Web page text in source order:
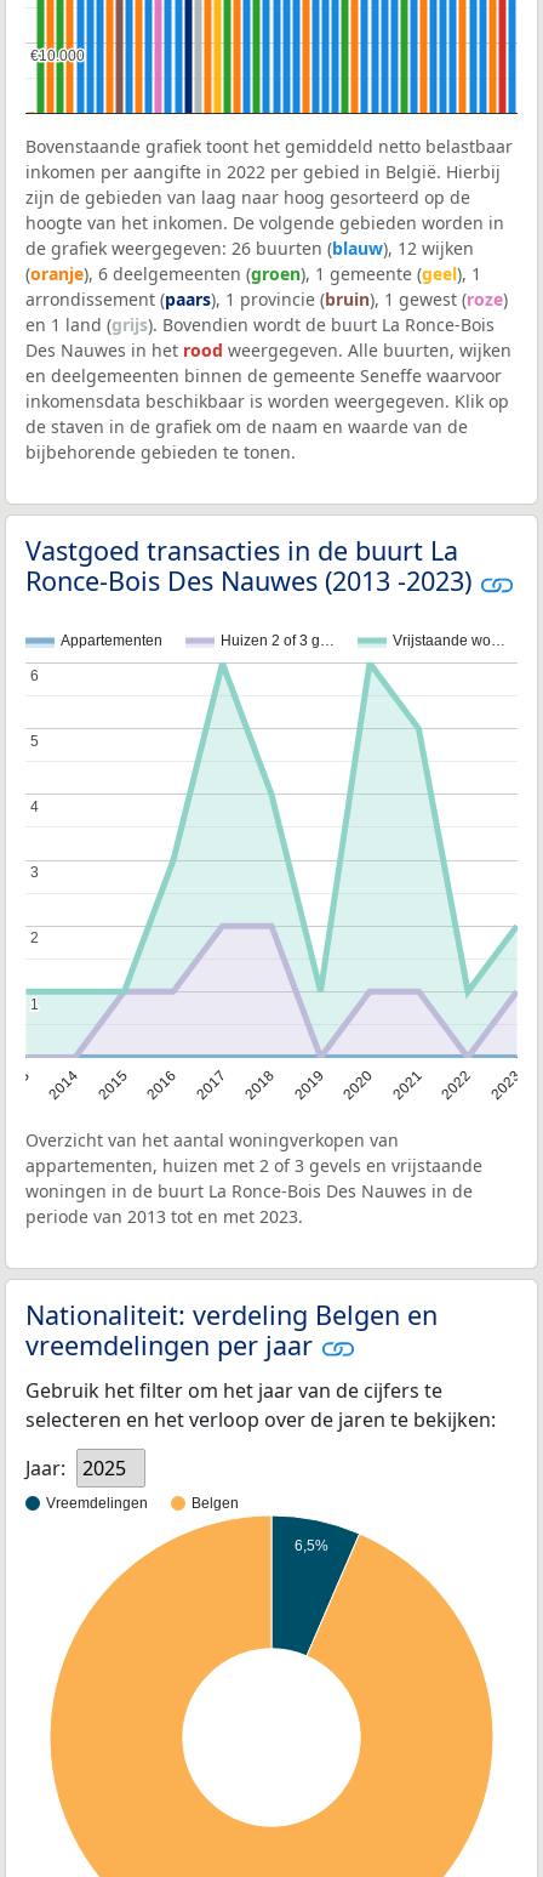
€10.000
€10.000
Bovenstaande grafiek toont het gemiddeld netto belastbaar
inkomen per aangifte in 2022 per gebied in België. Hierbij
zijn de gebieden van laag naar hoog gesorteerd op de
hoogte van het inkomen. De volgende gebieden worden in
de grafiek weergegeven: 26 buurten (blauw), 12 wijken
(oranje), 6 deelgemeenten (groen), 1 gemeente (geel), 1
arrondissement (paars), 1 provincie (bruin), 1 gewest (roze)
en 1 land (grijs). Bovendien wordt de buurt La Ronce-Bois
Des Nauwes in het rood weergegeven. Alle buurten, wijken
en deelgemeenten binnen de gemeente Seneffe waarvoor
inkomensdata beschikbaar is worden weergegeven. Klik op
de staven in de grafiek om de naam en waarde van de
bijbehorende gebieden te tonen.
Vastgoed transacties in de buurt La
Ronce-Bois Des Nauwes (2013 -2023)
Appartementen Huizen 2 of 3 g… Vrijstaande wo…
2014 2015 2016 2017 2018 2019 2020 2021 2022 2023
1
1
2
2
3
3
4
4
5
5
6
6
Overzicht van het aantal woningverkopen van
appartementen, huizen met 2 of 3 gevels en vrijstaande
woningen in de buurt La Ronce-Bois Des Nauwes in de
periode van 2013 tot en met 2023.
Nationaliteit: verdeling Belgen en
vreemdelingen per jaar
Gebruik het filter om het jaar van de cijfers te
selecteren en het verloop over de jaren te bekijken:
Jaar:
2025
Vreemdelingen Belgen
6,5%